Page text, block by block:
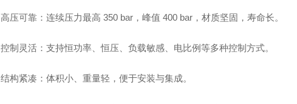
高压可靠：连续压力最高 350 bar，峰值 400 bar，材质坚固，寿命长。
控制灵活：支持恒功率、恒压、负载敏感、电比例等多种控制方式。
结构紧凑：体积小、重量轻，便于安装与集成。